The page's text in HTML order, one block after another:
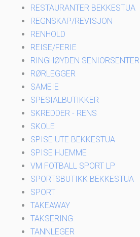
RESTAURANTER BEKKESTUA
REGNSKAP/REVISJON
RENHOLD
REISE/FERIE
RINGHØYDEN SENIORSENTER
RØRLEGGER
SAMEIE
SPESIALBUTIKKER
SKREDDER - RENS
SKOLE
SPISE UTE BEKKESTUA
SPISE HJEMME
VM FOTBALL SPORT LP
SPORTSBUTIKK BEKKESTUA
SPORT
TAKEAWAY
TAKSERING
TANNLEGER